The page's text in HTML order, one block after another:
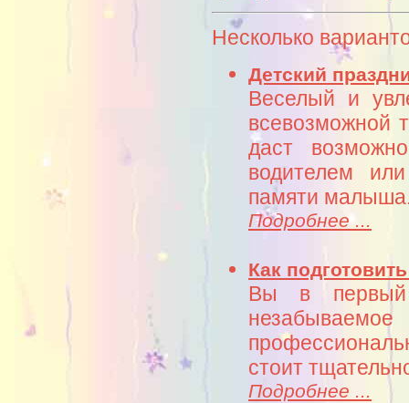
Несколько
Детский
Веселый и
всевозможной
даст
водителем
памяти
Подробнее ...
Как
Вы в первый
стоит
Подробнее ...